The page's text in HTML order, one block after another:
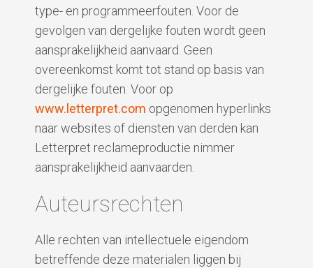
type- en programmeerfouten. Voor de
gevolgen van dergelijke fouten wordt geen
aansprakelijkheid aanvaard. Geen
overeenkomst komt tot stand op basis van
dergelijke fouten. Voor op
www.letterpret.com opgenomen hyperlinks
naar websites of diensten van derden kan
Letterpret reclameproductie nimmer
aansprakelijkheid aanvaarden.
Auteursrechten
Alle rechten van intellectuele eigendom
betreffende deze materialen liggen bij